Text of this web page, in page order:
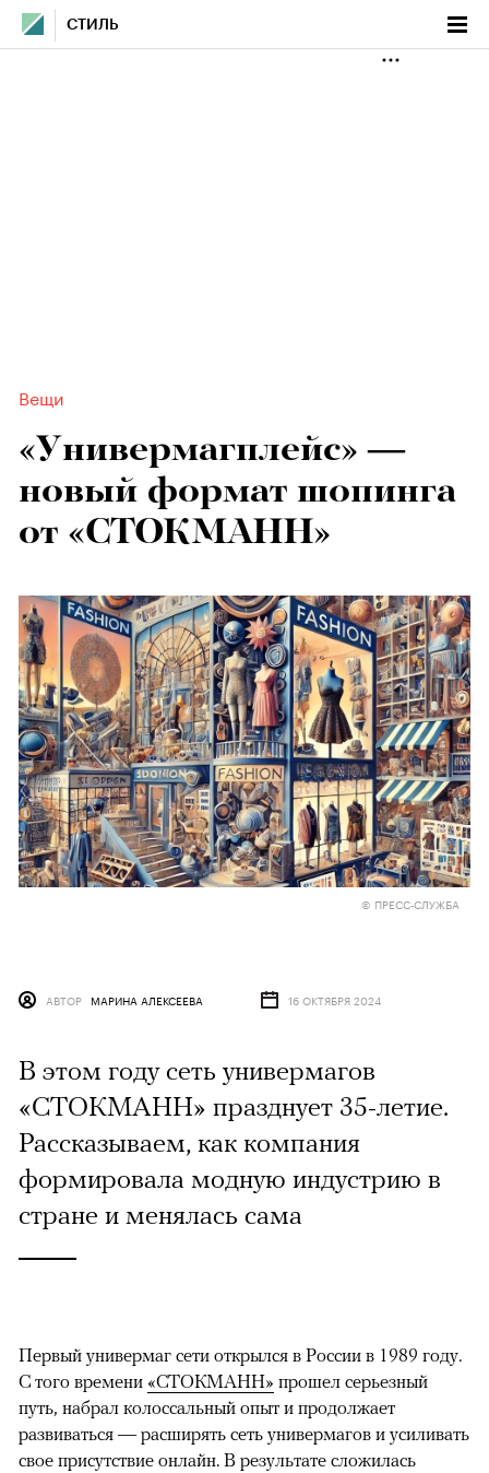
СТИЛЬ
Вещи
«Универмагплейс» —
новый формат шопинга
от «СТОКМАНН»
© ПРЕСС-СЛУЖБА
АВТОР МАРИНА АЛЕКСЕЕВА 16 ОКТЯБРЯ 2024
В этом году сеть универмагов
«СТОКМАНН» празднует 35-летие.
Рассказываем, как компания
формировала модную индустрию в
стране и менялась сама
Первый универмаг сети открылся в России в 1989 году.
С того времени «СТОКМАНН» прошел серьезный
путь, набрал колоссальный опыт и продолжает
развиваться — расширять сеть универмагов и усиливать
свое присутствие онлайн. В результате сложилась